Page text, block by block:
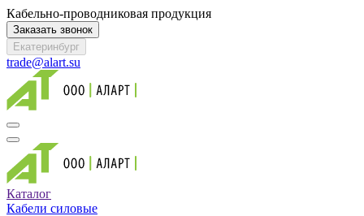
Кабельно-проводниковая продукция
Заказать звонок
Екатеринбург
trade@alart.su
Каталог
Кабели силовые